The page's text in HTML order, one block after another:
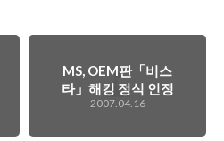
MS, OEM판「비스
타」해킹 정식 인정
2007.04.16